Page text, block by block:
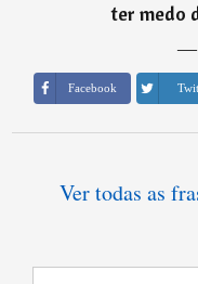
ter medo
―
Facebook
Ver todas as